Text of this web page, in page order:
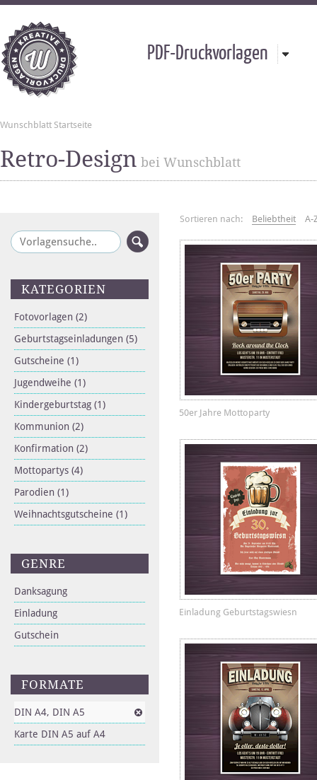
PDF-Druckvorlagen
Wunschblatt Startseite
Retro-Design bei Wunschblatt
KATEGORIEN
Fotovorlagen (2)
Geburtstagseinladungen (5)
Gutscheine (1)
Jugendweihe (1)
Kindergeburtstag (1)
Kommunion (2)
Konfirmation (2)
Mottopartys (4)
Parodien (1)
Weihnachtsgutscheine (1)
GENRE
Danksagung
Einladung
Gutschein
FORMATE
DIN A4, DIN A5
Karte DIN A5 auf A4
Sortieren nach: Beliebtheit A-
50er Jahre Mottoparty
Einladung Geburtstagswiesn